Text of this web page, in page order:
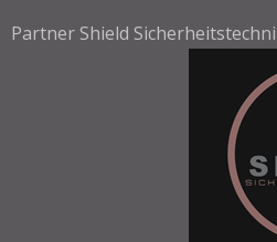
Partner Shield